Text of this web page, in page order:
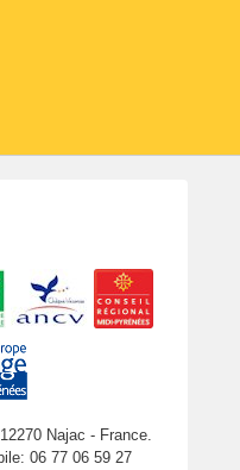
Najac - France.
06 77 06 59 27